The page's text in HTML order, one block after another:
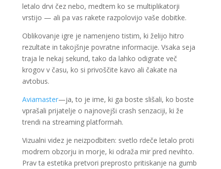
letalo drvi čez nebo, medtem ko se multiplikatorji
vrstijo — ali pa vas rakete razpolovijo vaše dobitke.
Oblikovanje igre je namenjeno tistim, ki želijo hitro
rezultate in takojšnje povratne informacije. Vsaka seja
traja le nekaj sekund, tako da lahko odigrate več
krogov v času, ko si privoščite kavo ali čakate na
avtobus.
Aviamaster—ja, to je ime, ki ga boste slišali, ko boste
vprašali prijatelje o najnovejši crash senzaciji, ki že
trendi na streaming platformah.
Vizualni videz je neizpodbiten: svetlo rdeče letalo proti
modrem obzorju in morje, ki odraža mir pred nevihto.
Prav ta estetika pretvori preprosto pritiskanje na gumb